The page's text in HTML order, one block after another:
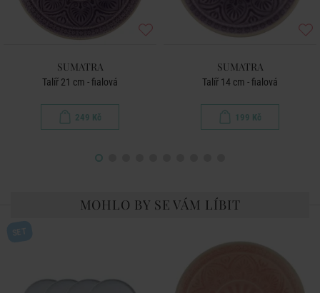
SUMATRA
Talíř 21 cm - fialová
249 Kč
SUMATRA
Talíř 14 cm - fialová
199 Kč
MOHLO BY SE VÁM LÍBIT